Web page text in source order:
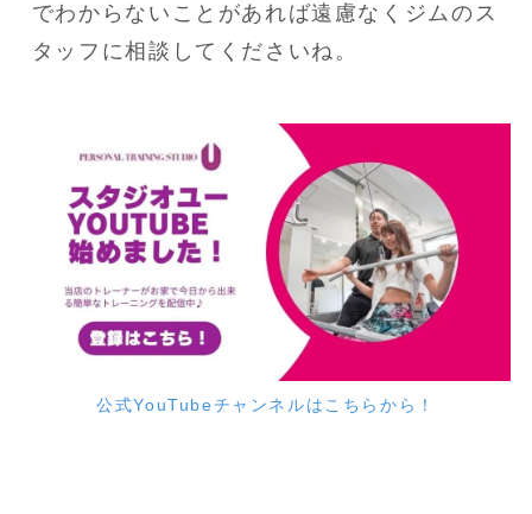
でわからないことがあれば遠慮なくジムのス
タッフに相談してくださいね。
公式YouTubeチャンネルはこちらから！